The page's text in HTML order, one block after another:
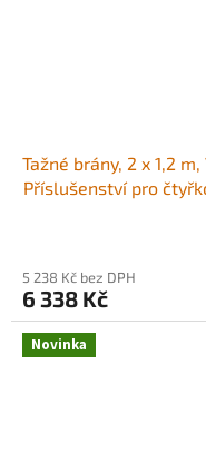
Tažné brány, 2 x 1,2
Příslušenství pro
koleje na
5 238 Kč bez DPH
6 338 Kč
Novinka